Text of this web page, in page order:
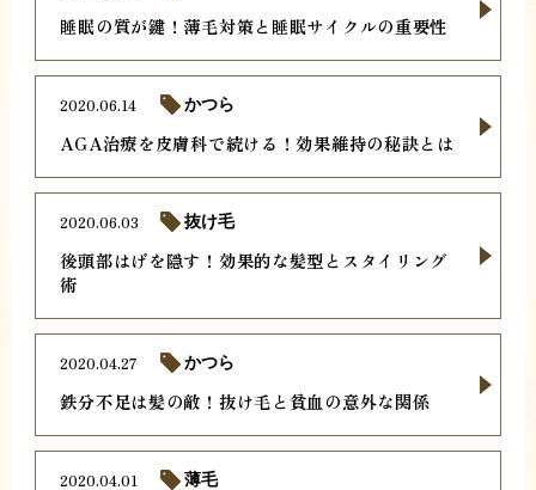
睡眠の質が鍵！薄毛対策と睡眠サイクルの重要性
AGA治療を皮膚科で続ける！効果維持の秘訣とは
2020.06.14 かつら
後頭部はげを隠す！効果的な髪型とスタイリング
術
2020.06.03 抜け毛
鉄分不足は髪の敵！抜け毛と貧血の意外な関係
2020.04.27 かつら
2020.04.01 薄毛